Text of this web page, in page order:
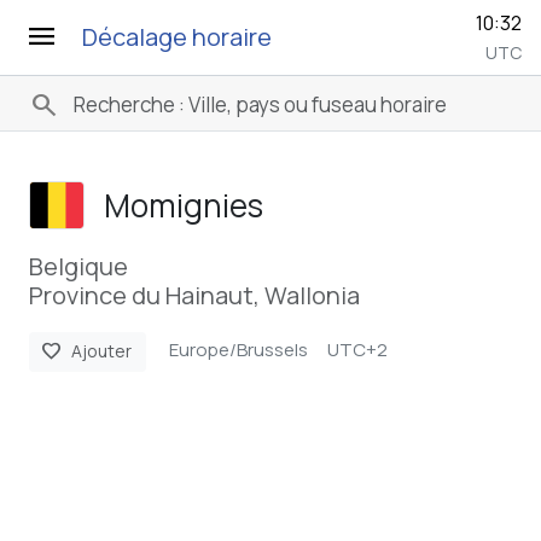
menu Décalage horaire 10:32
UTC
search
Momignies
Belgique
Province du Hainaut, Wallonia
favorite Ajouter Europe/Brussels UTC+2